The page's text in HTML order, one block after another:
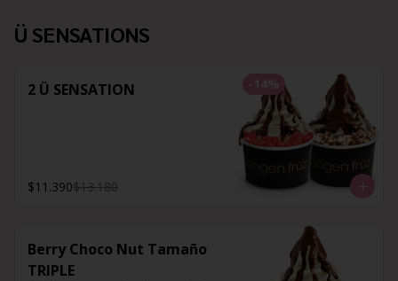
Ü SENSATIONS
-14%
2 Ü SENSATION
$11.390$13.180
Berry Choco Nut Tamaño
TRIPLE